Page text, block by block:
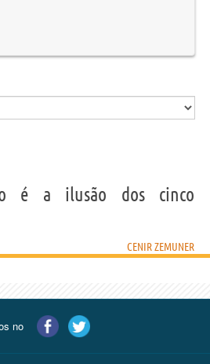
é a ilusão dos cinco
CENIR ZEMUNER
no